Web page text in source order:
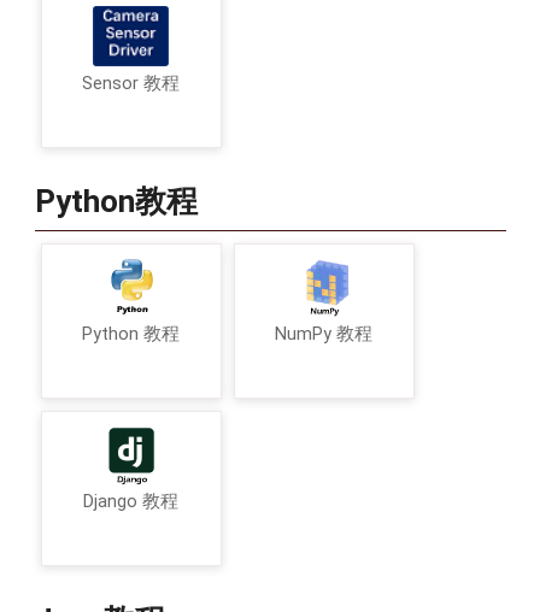
Sensor 教程
Python教程
Python 教程 NumPy 教程
Django 教程